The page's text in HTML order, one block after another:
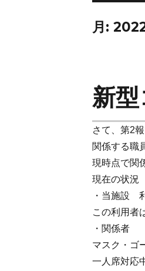
月:
新
さて、第2
関係する職
現時点で関
現在の状況
・当施設
この利用者
・関係者
マスク・ゴ
一人席対応